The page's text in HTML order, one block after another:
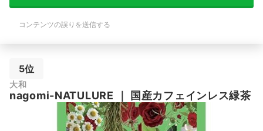
コンテンツの誤りを送信する
5位
大和
nagomi-NATULURE 国産カフェインレス緑茶